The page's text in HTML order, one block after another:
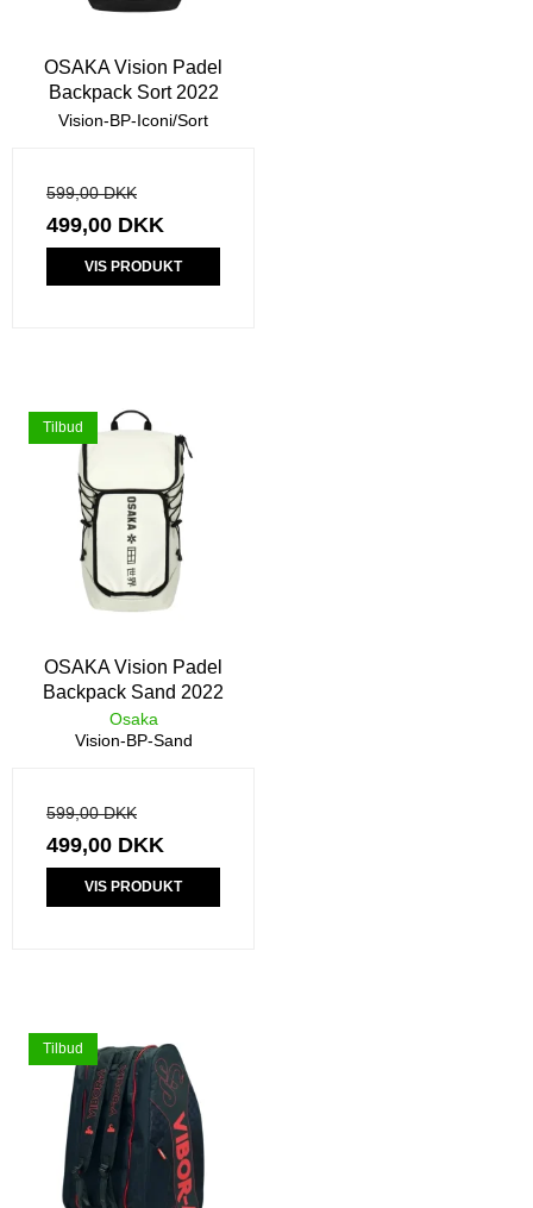
OSAKA Vision Padel
Backpack Sort 2022
Vision-BP-Iconi/Sort
599,00 DKK
499,00 DKK
VIS PRODUKT
Tilbud
OSAKA Vision Padel
Backpack Sand 2022
Osaka
Vision-BP-Sand
599,00 DKK
499,00 DKK
VIS PRODUKT
Tilbud